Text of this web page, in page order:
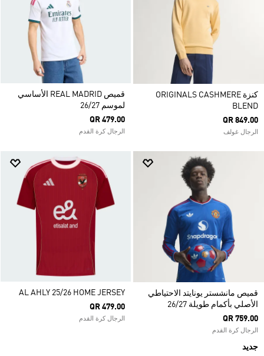
كنزة ORIGINALS CASHMERE
BLEND
QR 849.00
الرجال غولف
قميص REAL MADRID الأساسي
لموسم 26/27
QR 479.00
الرجال كرة القدم
قميص مانشستر يونايتد الاحتياطي
الأصلي بأكمام طويلة 26/27
QR 759.00
الرجال كرة القدم
جديد
AL AHLY 25/26 HOME JERSEY
QR 479.00
الرجال كرة القدم